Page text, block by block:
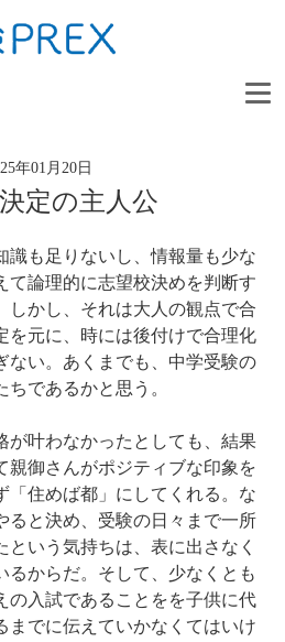
年01月20日
定の主人公
識も足りないし、情報量も少な
て論理的に志望校決めを判断す
しかし、それは大人の観点で合
を元に、時には後付けで合理化
ない。あくまでも、中学受験の
であるかと思う。
が叶わなかったとしても、結果
親御さんがポジティブな印象を
「住めば都」にしてくれる。な
ると決め、受験の日々まで一所
いう気持ちは、表に出さなく
るからだ。そして、少なくとも
の入試であることをを子供に代
までに伝えていかなくてはいけ